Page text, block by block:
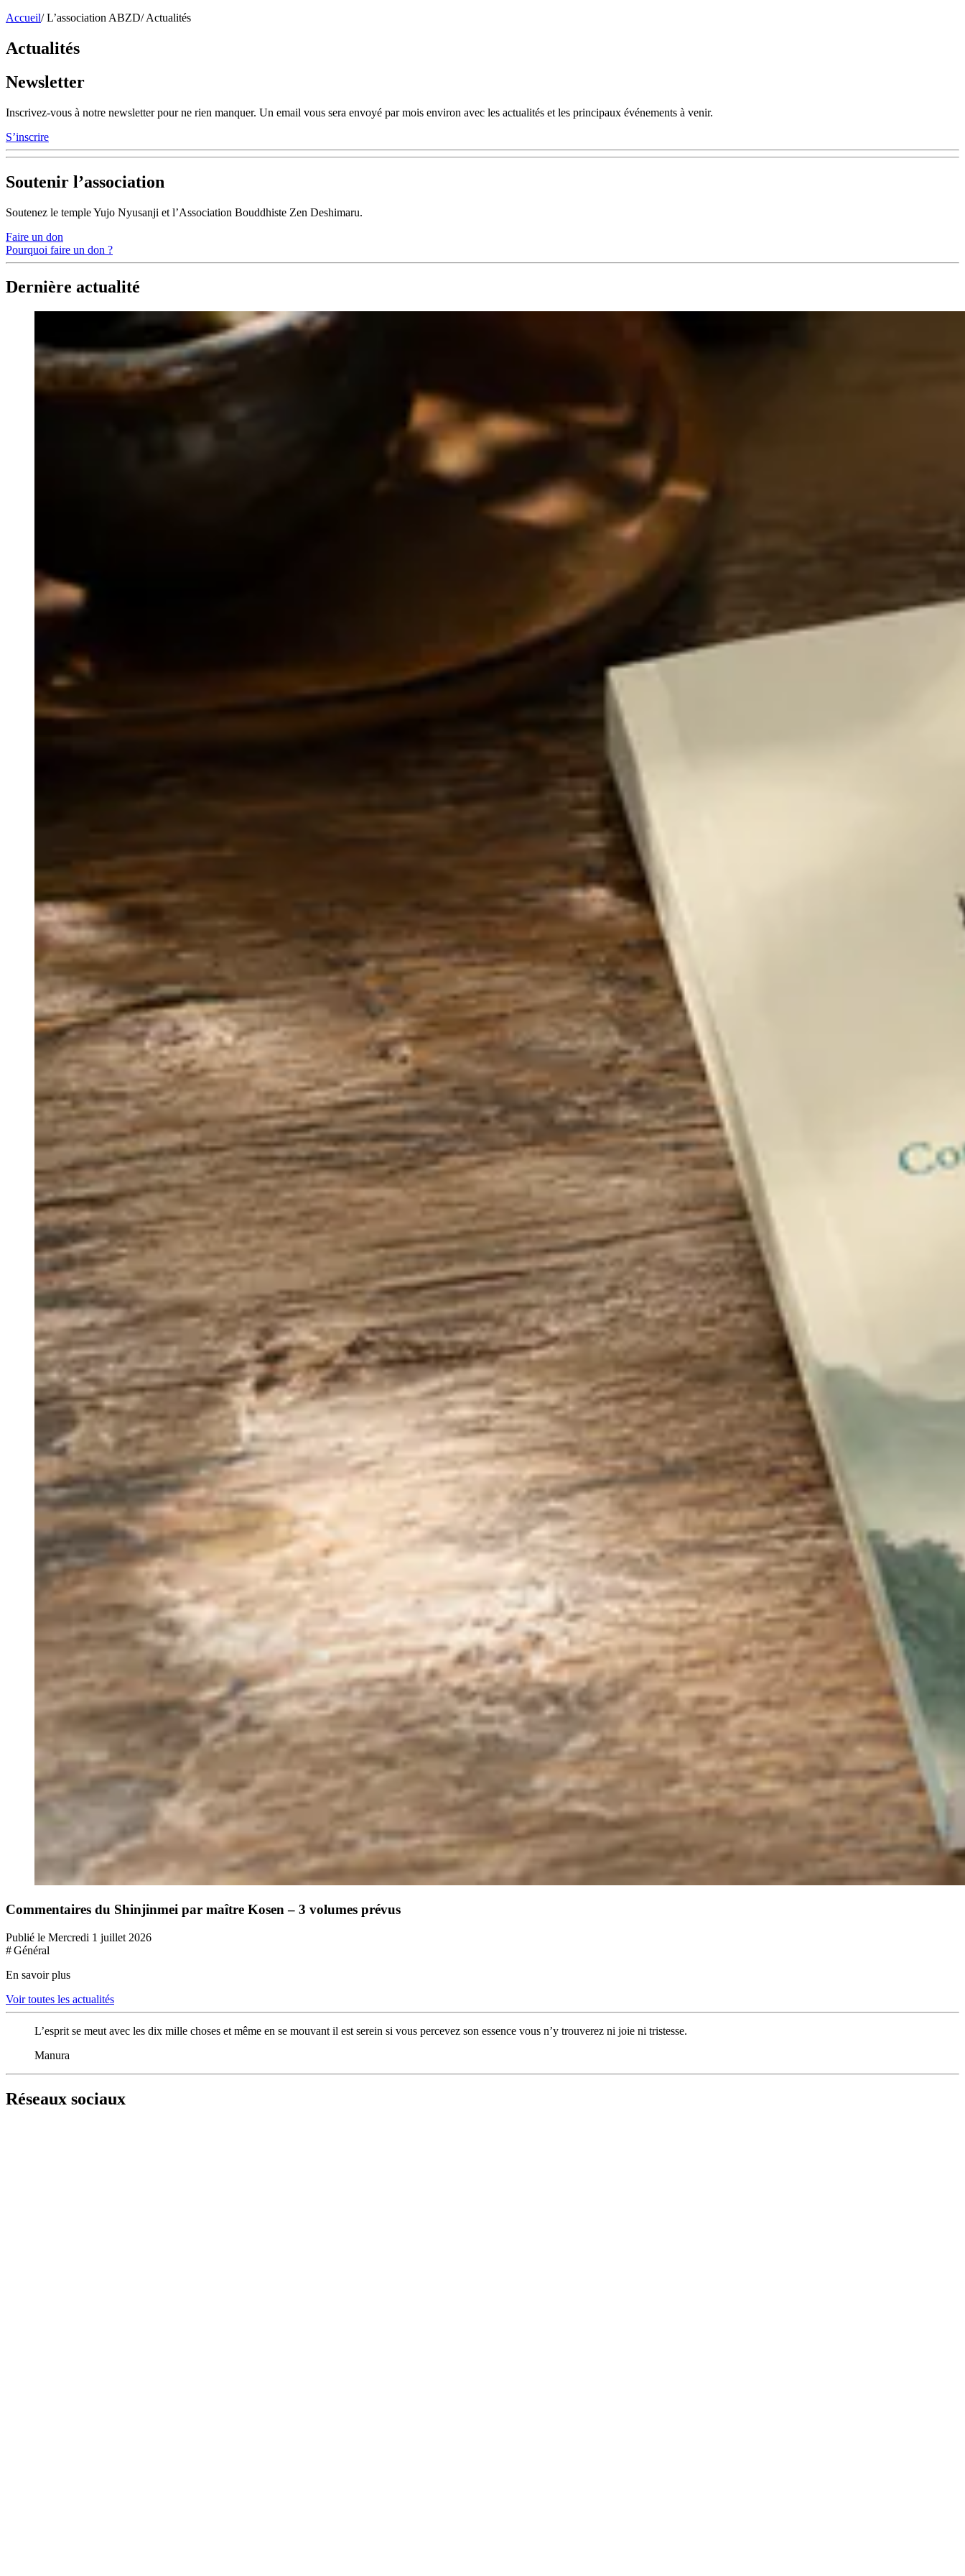
Accueil/ L’association ABZD/ Actualités
Actualités
Newsletter
Inscrivez-vous à notre newsletter pour ne rien manquer. Un email vous sera envoyé par mois environ avec les actualités et les principaux événements à venir.
S’inscrire
Soutenir l’association
Soutenez le temple Yujo Nyusanji et l’Association Bouddhiste Zen Deshimaru.
Faire un don
Pourquoi faire un don ?
Dernière actualité
Commentaires du Shinjinmei par maître Kosen – 3 volumes prévus
Publié le Mercredi 1 juillet 2026
# Général
En savoir plus
Voir toutes les actualités
L’esprit se meut avec les dix mille choses et même en se mouvant il est serein si vous percevez son essence vous n’y trouverez ni joie ni tristesse.
Manura
Réseaux sociaux